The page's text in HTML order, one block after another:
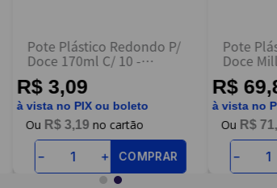
Pote Plástico Redondo P/
Doce 170ml C/ 10 -
Galvanotek
R$ 3,09
à vista no PIX ou boleto
R$ 3,19
＋
－ COMPRAR
Pote
Doce
120ml
R$
à vista no
R$ 71
－